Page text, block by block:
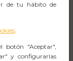
de tu hábito de
.
botón "Aceptar",
y configurarlas